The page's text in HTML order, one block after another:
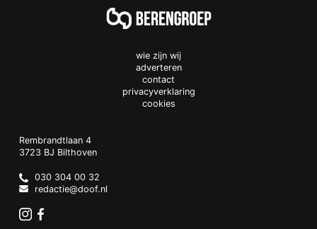
wie zijn wij
adverteren
contact
privacyverklaring
cookies
Doof.nl
work
Rembrandtlaan 4
3723 BJ Bilthoven
Netherlands
030 304 00 32
redactie@doof.nl